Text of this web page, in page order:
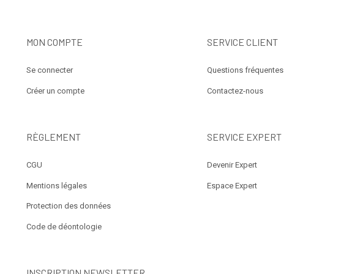
MON COMPTE
Se connecter
Créer un compte
RÈGLEMENT
CGU
Mentions légales
Protection des données
Code de déontologie
SERVICE CLIENT
Questions fréquentes
Contactez-nous
SERVICE EXPERT
Devenir Expert
Espace Expert